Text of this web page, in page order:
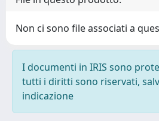
Non ci sono file associati a
I documenti in IRIS sono
tutti i diritti sono riservati,
indicazione